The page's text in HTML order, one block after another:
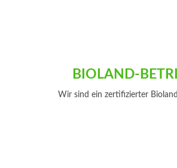
BIOLAND-
Wir sind ein zertifizierter